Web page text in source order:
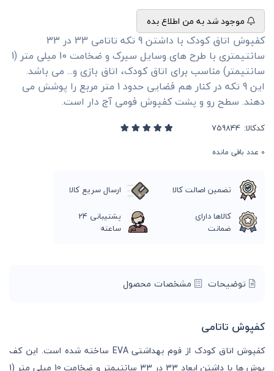
موجود شد به من اطلاع بده
کفپوش اتاق کودک با داشتن 9 تکه تاتامی 33 در 33
سانتیمتری با طرح های وسایل سیرک و ضخامت 10 میلی متر (1
سانتیمتر) مناسب برای اتاق کودک، اتاق بازی و... می باشد.
این 9 تکه در کنار هم فضایی حدود 1 متر مربع را پوشش می
دهند. سطح رو و پشت کفپوش فومی آج دار است.
کدکالا:
0 عدد باقی مانده
تضمین اصالت کالا
ارسال سریع کالا
کالاها دارای
ضمانت
پشتیبانی 24
ساعته
توضیحات مشخصات محصول
کفپوش تاتامی
کفپوش اتاق کودک از فوم بهداشتی EVA ساخته شده است. این کف
پوش ها با داشتن ابعاد 33 در 33 سانتیمتر و ضخامت 10 میلی متر (1